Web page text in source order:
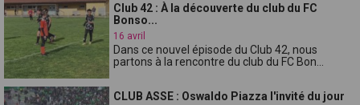
Club 42 : À la découverte du club du FC
Bonso...
16 avril
Dans ce nouvel épisode du Club 42, nous
partons à la rencontre du club du FC Bon...
CLUB ASSE : Oswaldo Piazza l'invité du jour